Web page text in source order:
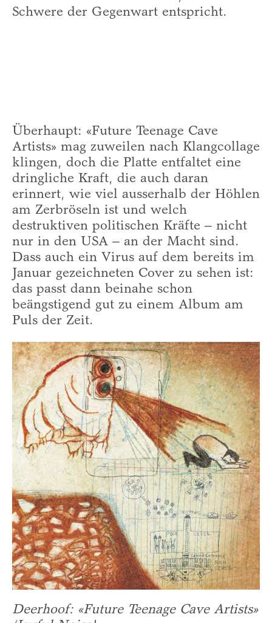
Schwere der Gegenwart entspricht.
Überhaupt: «Future Teenage Cave
Artists» mag zuweilen nach Klangcollage
klingen, doch die Platte entfaltet eine
dringliche Kraft, die auch daran
erinnert, wie viel ausserhalb der Höhlen
am Zerbröseln ist und welch
destruktiven politischen Kräfte – nicht
nur in den USA – an der Macht sind.
Dass auch ein Virus auf dem bereits im
Januar gezeichneten Cover zu sehen ist:
das passt dann beinahe schon
beängstigend gut zu einem Album am
Puls der Zeit.
Deerhoof: «Future Teenage Cave Artists»